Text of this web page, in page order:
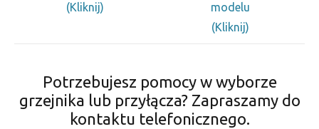
(Kliknij)
modelu
(Kliknij)
Potrzebujesz pomocy w wyborze
grzejnika lub przyłącza? Zapraszamy do
kontaktu telefonicznego.